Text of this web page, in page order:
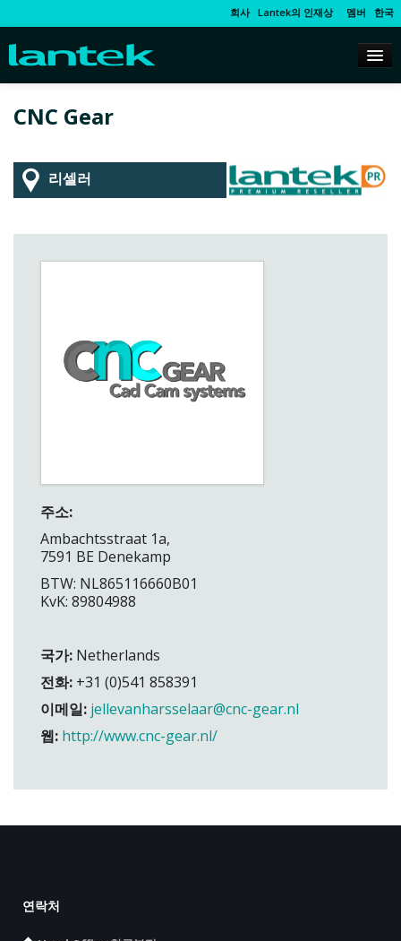
회사 Lantek의 인재상 멤버 한국
CNC Gear
리셀러
주소:
Ambachtsstraat 1a,
7591 BE Denekamp
BTW: NL865116660B01
KvK: 89804988
국가: Netherlands
전화: +31 (0)541 858391
이메일: jellevanharsselaar@cnc-gear.nl
웹: http://www.cnc-gear.nl/
연락처